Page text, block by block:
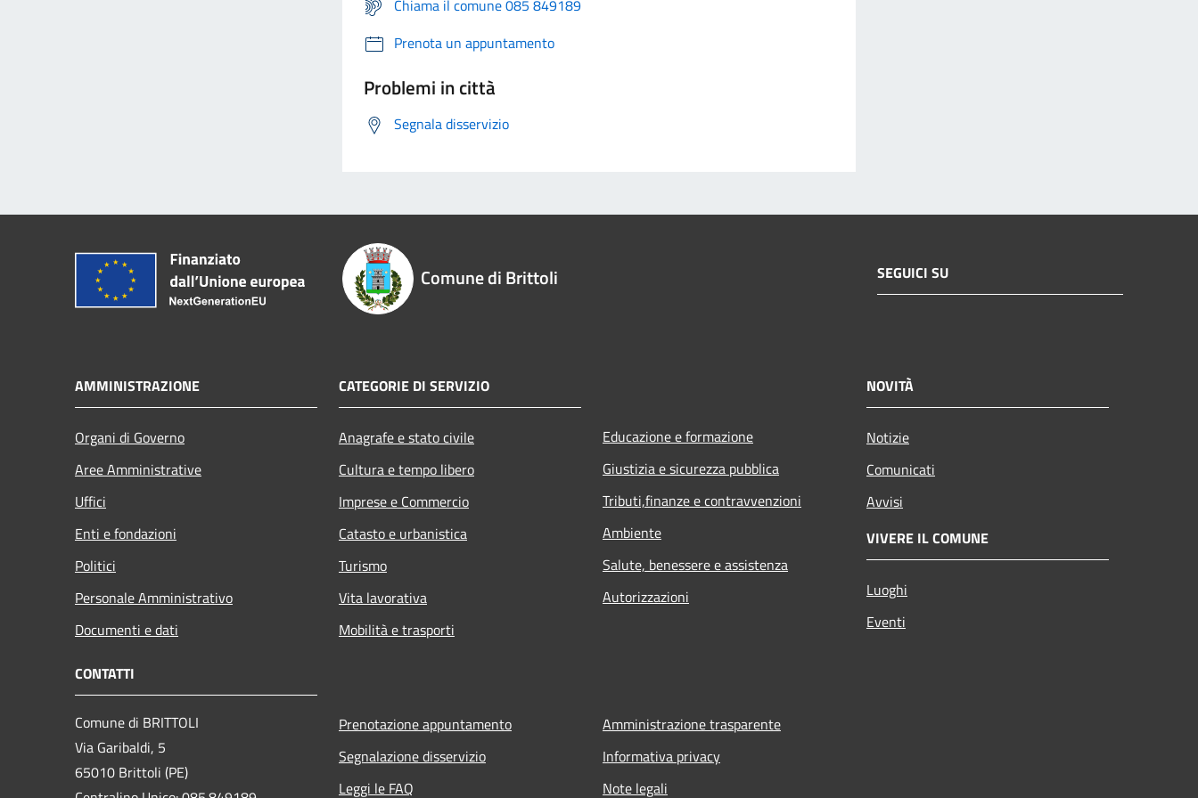
Chiama il comune 085 849189
Prenota un appuntamento
Problemi in città
Segnala disservizio
Comune di Brittoli SEGUICI SU
AMMINISTRAZIONE
Organi di Governo
Aree Amministrative
Uffici
Enti e fondazioni
Politici
Personale Amministrativo
Documenti e dati
CATEGORIE DI SERVIZIO
Anagrafe e stato civile
Cultura e tempo libero
Imprese e Commercio
Catasto e urbanistica
Turismo
Vita lavorativa
Mobilità e trasporti
Educazione e formazione
Giustizia e sicurezza pubblica
Tributi,finanze e contravvenzioni
Ambiente
Salute, benessere e assistenza
Autorizzazioni
NOVITÀ
Notizie
Comunicati
Avvisi
VIVERE IL COMUNE
Luoghi
Eventi
CONTATTI
Comune di BRITTOLI
Via Garibaldi, 5
65010 Brittoli (PE)
Prenotazione appuntamento
Segnalazione disservizio
Leggi le FAQ
Amministrazione trasparente
Informativa privacy
Note legali